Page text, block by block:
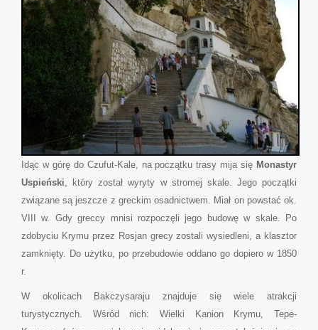
Idąc w górę do Czufut-Kale, na początku trasy mija się Monastyr
Uspieński, który został wyryty w stromej skale. Jego początki
związane są jeszcze z greckim osadnictwem. Miał on powstać ok.
VIII w. Gdy greccy mnisi rozpoczęli jego budowę w skale. Po
zdobyciu Krymu przez Rosjan grecy zostali wysiedleni, a klasztor
zamknięty. Do użytku, po przebudowie oddano go dopiero w 1850
r.
W okolicach Bakczysaraju znajduje się wiele atrakcji
turystycznych. Wśród nich: Wielki Kanion Krymu, Tepe-